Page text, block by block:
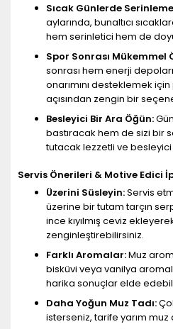
Sıcak Günlerde
aylarında, bunaltıcı
hem serinletici hem de
Spor Sonrası Mükemmel
sonrası hem enerji
onarımını desteklemek
açısından zengin bir
Besleyici Bir Ara Öğün:
bastıracak hem de sizi bir
tutacak lezzetli ve
Servis Önerileri & Motive Edici
Üzerini Süsleyin:Servis
üzerine bir tutam tarçın
ince kıyılmış ceviz
zenginleştirebilirsiniz.
Farklı Aromalar:Muz
bisküvi veya vanilya
harika sonuçlar elde
Daha Yoğun Muz Tadı:
isterseniz, tarife yarım